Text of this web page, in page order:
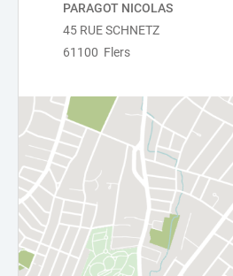
PARAGOT NICOLAS
45 RUE SCHNETZ
61100 Flers